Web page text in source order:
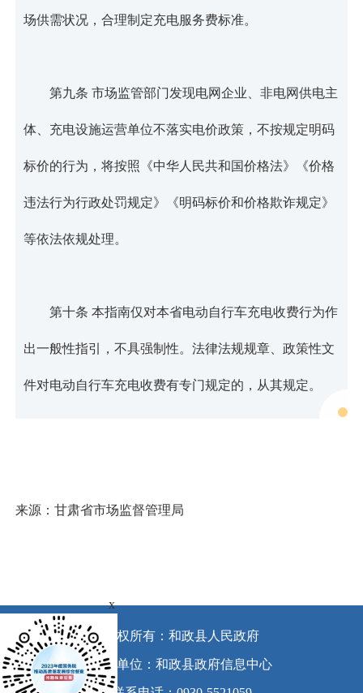
场供需状况，合理制定充电服务费标准。
第九条 市场监管部门发现电网企业、非电网供电主
体、充电设施运营单位不落实电价政策，不按规定明码
标价的行为，将按照《中华人民共和国价格法》《价格
违法行为行政处罚规定》《明码标价和价格欺诈规定》
等依法依规处理。
第十条 本指南仅对本省电动自行车充电收费行为作
出一般性指引，不具强制性。法律法规规章、政策性文
件对电动自行车充电收费有专门规定的，从其规定。
来源：甘肃省市场监督管理局
版权所有：和政县人民政府
承办单位：和政县政府信息中心
x